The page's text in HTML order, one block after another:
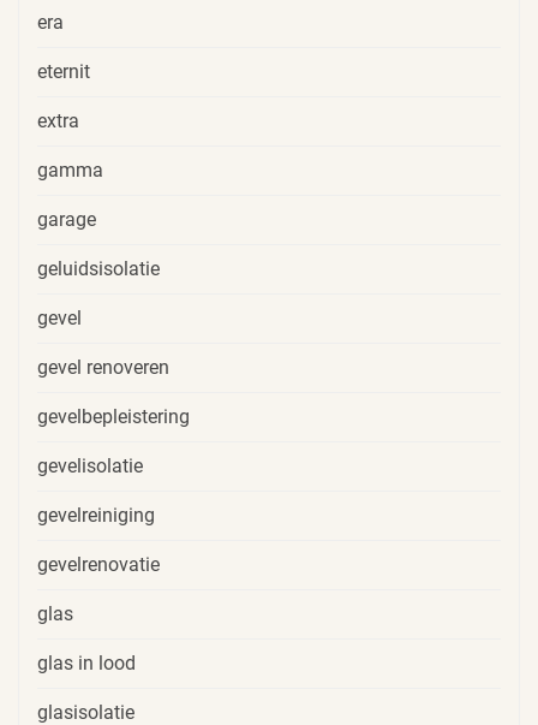
era
eternit
extra
gamma
garage
geluidsisolatie
gevel
gevel renoveren
gevelbepleistering
gevelisolatie
gevelreiniging
gevelrenovatie
glas
glas in lood
glasisolatie